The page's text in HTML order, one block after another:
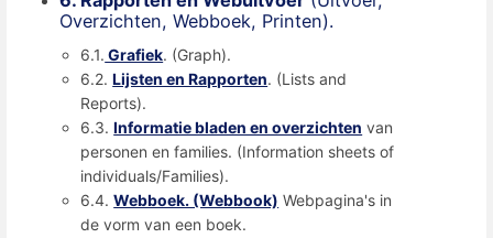
Overzichten, Webboek, Printen).
6.1. Grafiek. (Graph).
6.2.Lijsten en Rapporten. (Lists and
Reports).
6.3.Informatie bladen en overzichten van
personen en families. (Information sheets of
individuals/Families).
6.4.Webboek. (Webbook) Webpagina's in
de vorm van een boek.